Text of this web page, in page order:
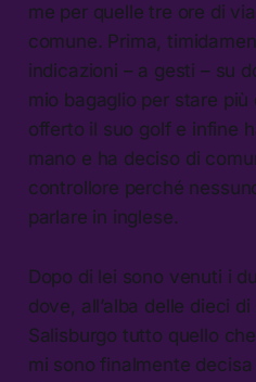
me per quelle tre ore di
comune. Prima,
indicazioni – a gesti – su
mio bagaglio per stare
offerto il suo golf e infine
mano e ha deciso di
controllore perché
parlare in inglese.
Dopo di lei sono venuti i
dove, all’alba delle dieci
Salisburgo tutto quello
mi sono finalmente